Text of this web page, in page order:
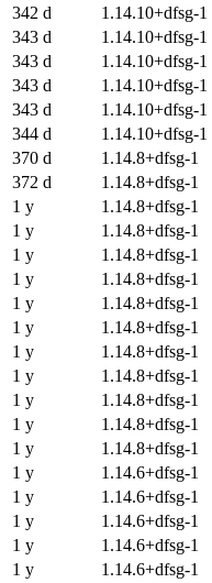
342 d
1.14.10+dfsg-1
343 d
1.14.10+dfsg-1
343 d
1.14.10+dfsg-1
343 d
1.14.10+dfsg-1
343 d
1.14.10+dfsg-1
344 d
1.14.10+dfsg-1
370 d
1.14.8+dfsg-1
372 d
1.14.8+dfsg-1
1 y
1.14.8+dfsg-1
1 y
1.14.8+dfsg-1
1 y
1.14.8+dfsg-1
1 y
1.14.8+dfsg-1
1 y
1.14.8+dfsg-1
1 y
1.14.8+dfsg-1
1 y
1.14.8+dfsg-1
1 y
1.14.8+dfsg-1
1 y
1.14.8+dfsg-1
1 y
1.14.8+dfsg-1
1 y
1.14.8+dfsg-1
1 y
1.14.6+dfsg-1
1 y
1.14.6+dfsg-1
1 y
1.14.6+dfsg-1
1 y
1.14.6+dfsg-1
1 y
1.14.6+dfsg-1